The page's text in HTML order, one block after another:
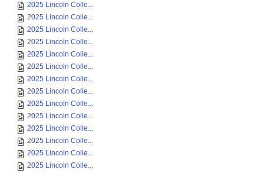
2025 Lincoln Colle...
2025 Lincoln Colle...
2025 Lincoln Colle...
2025 Lincoln Colle...
2025 Lincoln Colle...
2025 Lincoln Colle...
2025 Lincoln Colle...
2025 Lincoln Colle...
2025 Lincoln Colle...
2025 Lincoln Colle...
2025 Lincoln Colle...
2025 Lincoln Colle...
2025 Lincoln Colle...
2025 Lincoln Colle...